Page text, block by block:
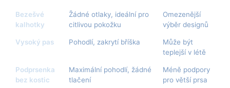
Bezešvé
kalhotky
Žádné otlaky, ideální pro
citlivou pokožku
Omezenější
výběr designů
Vysoký pas Pohodlí, zakrytí bříška
Může být
teplejší v létě
Podprsenka
bez kostic
Maximální pohodlí, žádné
tlačení
Méně podpory
pro větší prsa